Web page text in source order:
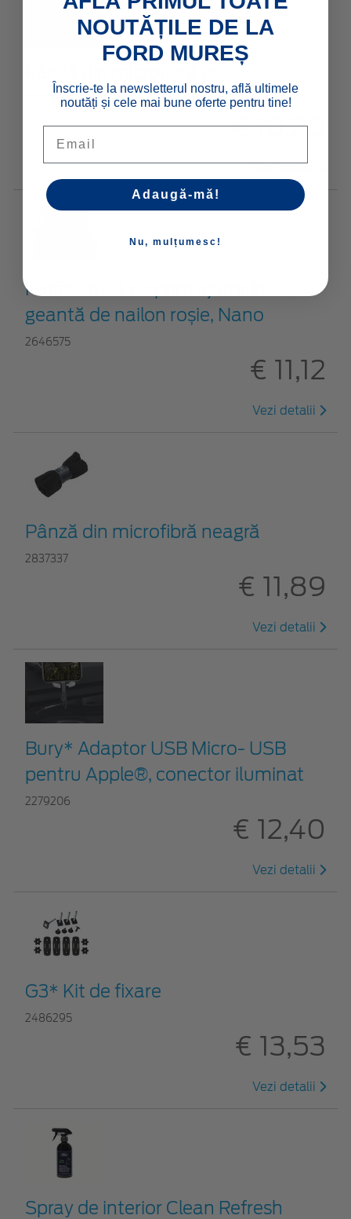
2837335
€ 10,20
Vezi detalii
Kalff* Trusă de prim ajutor în
geantă de nailon roșie, Nano
2646575
€ 11,12
Vezi detalii
Pânză din microfibră neagră
2837337
€ 11,89
Vezi detalii
Bury* Adaptor USB Micro- USB
pentru Apple®, conector iluminat
2279206
€ 12,40
Vezi detalii
G3* Kit de fixare
2486295
€ 13,53
Vezi detalii
Spray de interior Clean Refresh
NOUTĂȚILE DE LA
FORD MUREȘ
Înscrie-te la newsletterul nostru, află ultimele
noutăți și cele mai bune oferte pentru tine!
Adaugă-mă!
Nu, mulțumesc!